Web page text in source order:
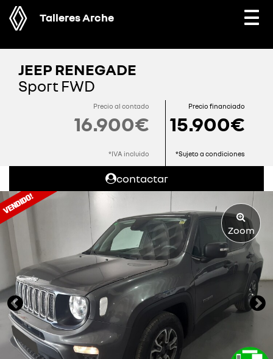
Talleres Arche
JEEP RENEGADE
Sport FWD
Precio al contado
16.900€
*IVA incluido
Precio financiado
15.900€
*Sujeto a condiciones
contactar
Zoom